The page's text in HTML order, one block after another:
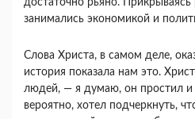
достаточно рьяно.
занимались экономикой и
Слова Христа, в самом деле,
история показала нам это.
людей, — я думаю, он простил и
вероятно, хотел подчеркнуть,